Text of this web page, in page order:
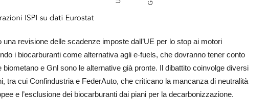
una revisione delle scadenze imposte dall’UE per lo stop ai motori
i biocarburanti come alternativa agli e-fuels, che dovranno tener conto
e Gnl sono le alternative già pronte. Il dibattito coinvolge diversi
tra cui Confindustria e FederAuto, che criticano la mancanza di neutralità
e l’esclusione dei biocarburanti dai piani per la decarbonizzazione.